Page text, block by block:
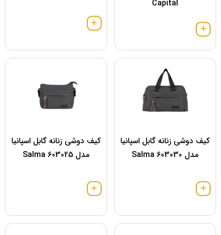
Capital
کیف دوشی زنانه گابل اسپانیا
مدل 603030 Salma
کیف دوشی زنانه گابل اسپانیا
مدل 603025 Salma